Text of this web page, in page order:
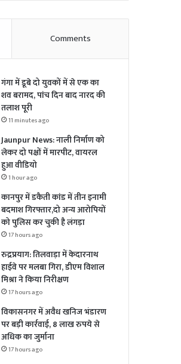
Comments
गंगा में डूबे दो युवकों में से एक का
शव बरामद, पांच दिन बाद नारद की
तलाश पूरी
11 minutes ago
Jaunpur News: नाली निर्माण को
लेकर दो पक्षों में मारपीट, वायरल
हुआ वीडियो
1 hour ago
कानपुर में डकैती कांड में तीन इनामी
बदमाश गिरफ्तार,दो अन्य आरोपियों
को पुलिस कर चुकी है लंगड़ा
17 hours ago
रुद्रप्रयाग: तिलवाड़ा में केदारनाथ
हाईवे पर मलबा गिरा, डीएम विशाल
मिश्रा ने किया निरीक्षण
17 hours ago
विकासनगर में अवैध खनिज भंडारण
पर बड़ी कार्रवाई, 8 लाख रुपये से
अधिक का जुर्माना
17 hours ago